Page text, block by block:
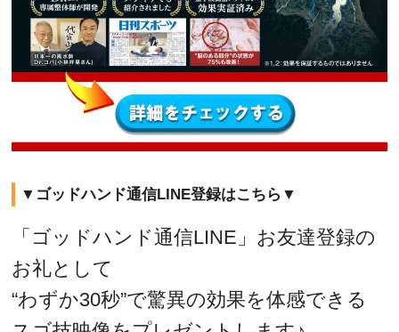
▼ゴッドハンド通信LINE登録はこちら▼
「ゴッドハンド通信LINE」お友達登録の
お礼として
“わずか30秒”で驚異の効果を体感できる